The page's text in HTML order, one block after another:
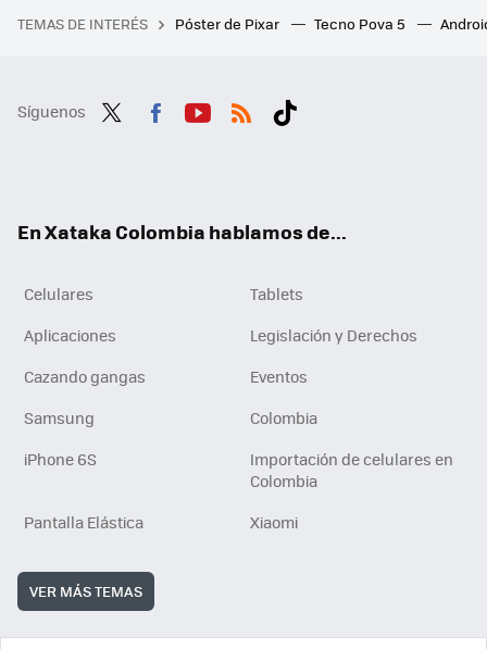
TEMAS DE INTERÉS Póster de Pixar Tecno Pova 5
Síguenos
En Xataka Colombia hablamos de...
Celulares
Tablets
Aplicaciones
Legislación y Derechos
Cazando gangas
Eventos
Samsung
Colombia
iPhone 6S
Importación de celulares en
Colombia
Pantalla Elástica
Xiaomi
VER MÁS TEMAS